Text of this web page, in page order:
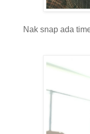
Nak snap ada